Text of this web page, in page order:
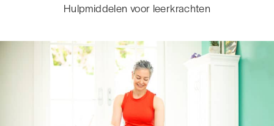
Hulpmiddelen voor leerkrachten